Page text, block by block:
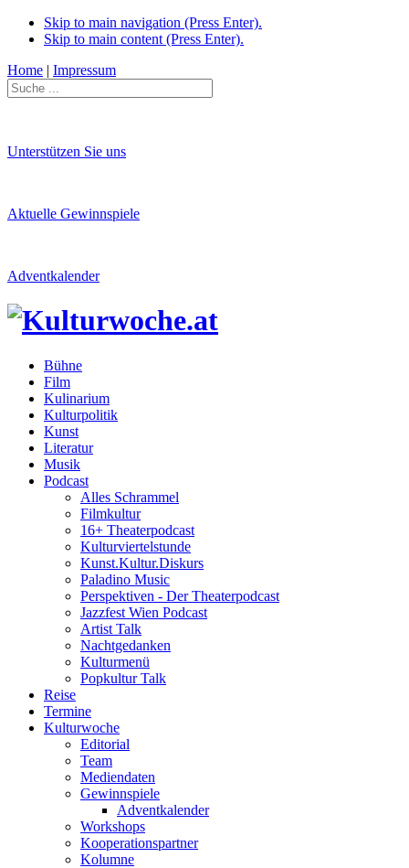
Skip to main navigation (Press Enter).
Skip to main content (Press Enter).
Home | Impressum
Unterstützen Sie uns
Aktuelle Gewinnspiele
Adventkalender
Bühne
Film
Kulinarium
Kulturpolitik
Kunst
Literatur
Musik
Podcast
Alles Schrammel
Filmkultur
16+ Theaterpodcast
Kulturviertelstunde
Kunst.Kultur.Diskurs
Paladino Music
Perspektiven - Der Theaterpodcast
Jazzfest Wien Podcast
Artist Talk
Nachtgedanken
Kulturmenü
Popkultur Talk
Reise
Termine
Kulturwoche
Editorial
Team
Mediendaten
Gewinnspiele
Adventkalender
Workshops
Kooperationspartner
Kolumne